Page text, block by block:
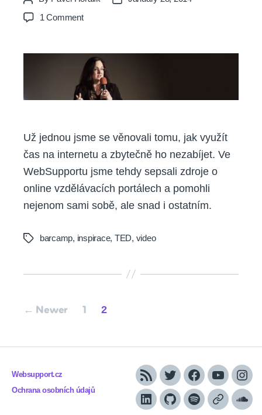
author
1 Commenton
čas
na
internetu
Už jednou jsme se věnovali tomu, jak využít
čas na internetu a zbytečně ho nezabíjet. Ve
WebSupportu jsme tehdy sepsali zdroje o
online vzdělávacích portálech a pomohli
nejenom sami sobě, ale snad i ostatním.
Tags barcamp, inspirace, TED, video
Posts
← Newer 1 2
Websupport.cz
Ochrana osobních údajů
RSS TwitterFacebook
YouTube
LinkedInGithubSpotifyApple